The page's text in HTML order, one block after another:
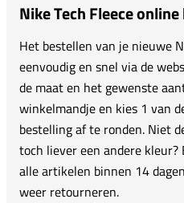
Nike Tech Fleece
Het bestellen van je nieuwe
eenvoudig en snel via de
de maat en het gewenste
winkelmandje en kies 1 van
bestelling af te ronden. Niet
toch liever een andere
alle artikelen binnen 14
weer retourneren.